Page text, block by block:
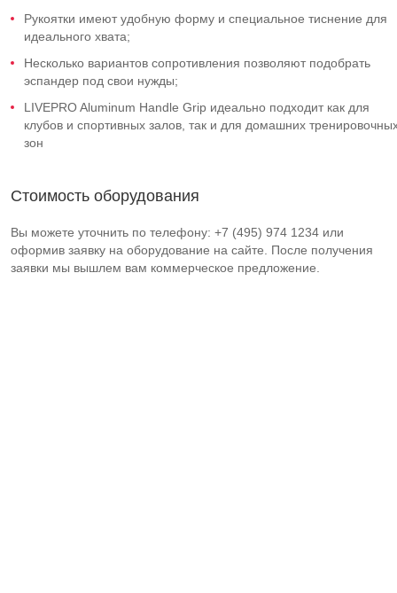
Рукоятки имеют удобную форму и специальное тиснение для
идеального хвата;
Несколько вариантов сопротивления позволяют подобрать
эспандер под свои нужды;
LIVEPRO Aluminum Handle Grip идеально подходит как для
клубов и спортивных залов, так и для домашних
зон
Стоимость оборудования
Вы можете уточнить по телефону: +7 (495) 974 1234 или
оформив заявку на оборудование на сайте. После получения
заявки мы вышлем вам коммерческое предложение.